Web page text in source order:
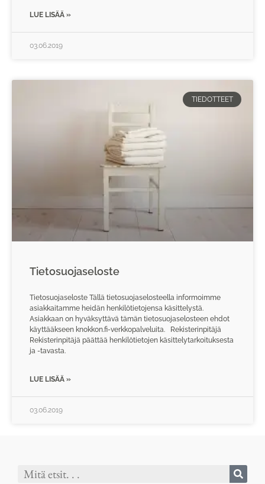
LUE LISÄÄ »
03.06.2019
TIEDOTTEET
Tietosuojaseloste
Tietosuojaseloste Tällä tietosuojaselosteella informoimme
asiakkaitamme heidän henkilötietojensa käsittelystä.
Asiakkaan on hyväksyttävä tämän tietosuojaselosteen ehdot
käyttääkseen knokkon.fi-verkkopalveluita. Rekisterinpitäjä
Rekisterinpitäjä päättää henkilötietojen käsittelytarkoituksesta
ja -tavasta.
LUE LISÄÄ »
03.06.2019